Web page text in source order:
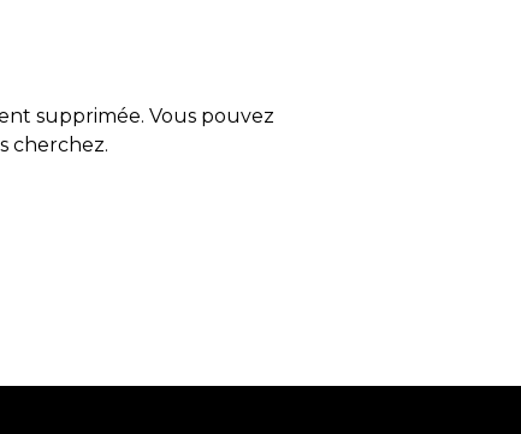
supprimée. Vous pouvez
cherchez.